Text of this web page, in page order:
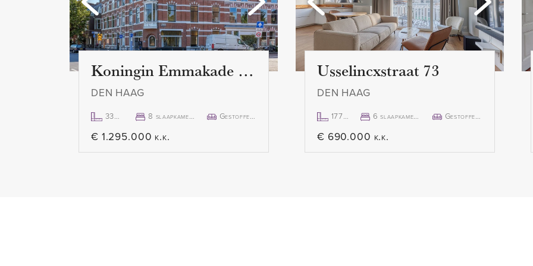
tot alle vertrekken. De ruime L-vormige woonkamer is
dankzij de grote raampartijen heerlijk licht. De woning
beschikt over één slaapkamer aan de achterzijde, met
toegang tot het balkon. De keuken is voorzien van een
gaskookplaat met afzuigkap, combi-oven, koelkast/vriezer,
(huur)geiser en wasmachine (MIELE) . Vanuit de keuken is
eveneens het balkon bereikbaar, dat gunstig ligt op het
zuidwesten. De badkamer is ingericht met een douche en
een wastafelmeubel. In de hal bevindt zich een aparte
(blokverwarming)
- Niet-bewonersclausule
- Ouderdomsclausule van
- Asbest- en loodclausule
- Vraagprijs: € 275.000,- k.k.
- Alle stukken met
Koningin Emmakade 157
DEN HAAG
333m² 8 slaapkamer(s) Gestoffeerd
€ 1.295.000 k.k.
Usselincxstraat 73
DEN HAAG
177m² 6 slaapkamer(s) Gestoffeerd
€ 690.000 k.k.